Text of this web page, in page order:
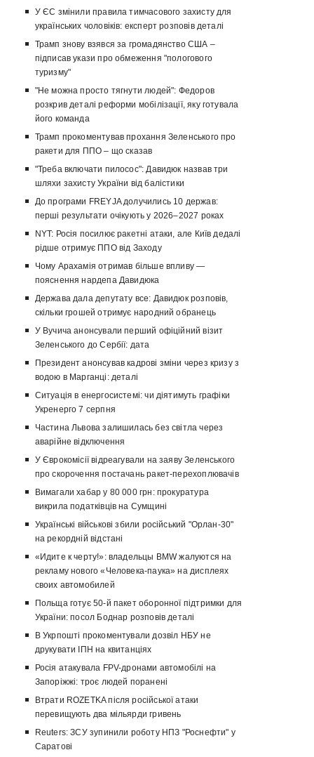
У ЄС змінили правила тимчасового захисту для
українських чоловіків: експерт розповів деталі
Трамп знову взявся за громадянство США –
підписав укази про обмеження "пологового
туризму"
"Не можна просто тягнути людей": Федоров
розкрив деталі реформи мобілізації, яку готувала
його команда
Трамп прокоментував прохання Зеленського про
ракети для ППО – що сказав
"Треба включати пилосос": Давидюк назвав три
шляхи захисту України від балістики
До програми FREYJA долучились 10 держав:
перші результати очікують у 2026–2027 роках
NYT: Росія посилює ракетні атаки, але Київ дедалі
рідше отримує ППО від Заходу
Чому Арахамія отримав більше впливу —
пояснення нардепа Давидюка
Держава дала депутату все: Давидюк розповів,
скільки грошей отримує народний обранець
У Вучича анонсували перший офіційний візит
Зеленського до Сербії: дата
Президент анонсував кадрові зміни через кризу з
водою в Марганці: деталі
Ситуація в енергосистемі: чи діятимуть графіки
Укренерго 7 серпня
Частина Львова залишилась без світла через
аварійне відключення
У Єврокомісії відреагували на заяву Зеленського
про скорочення постачань ракет-перехоплювачів
Вимагали хабар у 80 000 грн: прокуратура
викрила податківців на Сумщині
Українські військові збили російський "Орлан-30"
на рекордній відстані
«Идите к черту!»: владельцы BMW жалуются на
рекламу нового «Человека-паука» на дисплеях
своих автомобилей
Польща готує 50-й пакет оборонної підтримки для
України: посол Боднар розповів деталі
В Укрпошті прокоментували дозвіл НБУ не
друкувати ІПН на квитанціях
Росія атакувала FPV-дронами автомобілі на
Запоріжжі: троє людей поранені
Втрати ROZETKA після російської атаки
перевищують два мільярди гривень
Reuters: ЗСУ зупинили роботу НПЗ "Роснефти" у
Саратові